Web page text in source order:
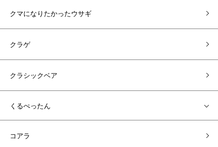
クマになりたかったウサギ
クラゲ
クラシックベア
くるぺったん
コアラ